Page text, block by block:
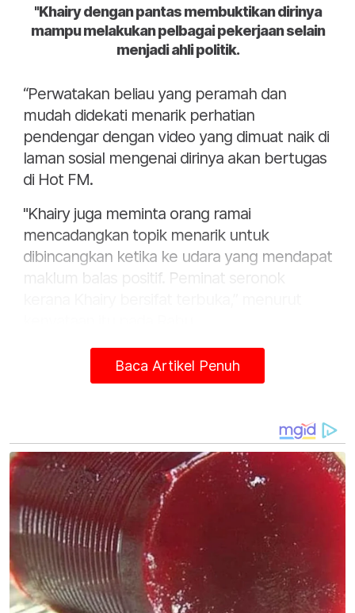
"Khairy dengan pantas membuktikan dirinya
mampu melakukan pelbagai pekerjaan selain
menjadi ahli politik.
“Perwatakan beliau yang peramah dan
mudah didekati menarik perhatian
pendengar dengan video yang dimuat naik di
laman sosial mengenai dirinya akan bertugas
di Hot FM.
"Khairy juga meminta orang ramai
mencadangkan topik menarik untuk
dibincangkan ketika ke udara yang mendapat
maklum balas positif. Peminat seronok
Baca Artikel Penuh